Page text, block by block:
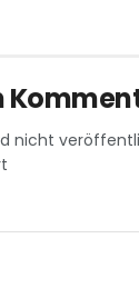
nicht